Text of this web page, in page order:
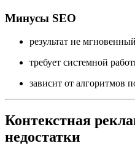
Минусы SEO
результат не
требует системной
зависит от алгоритмов
Контекстная
недостатки